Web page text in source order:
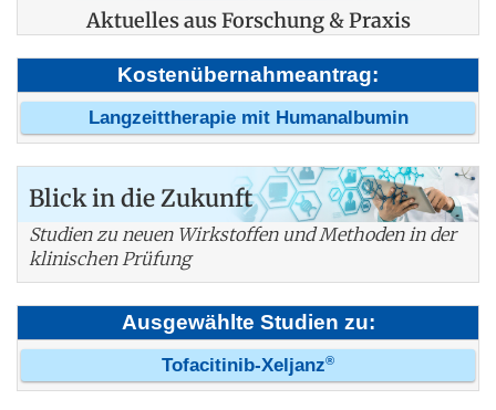
Aktuelles aus Forschung & Praxis
Kostenübernahmeantrag:
Langzeittherapie mit Humanalbumin
Blick in die Zukunft
Studien zu neuen Wirkstoffen und Methoden in der
klinischen Prüfung
Ausgewählte Studien zu:
Tofacitinib-Xeljanz®